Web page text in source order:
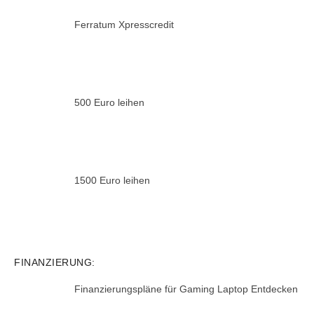
Ferratum Xpresscredit
500 Euro leihen
1500 Euro leihen
FINANZIERUNG:
Finanzierungspläne für Gaming Laptop Entdecken